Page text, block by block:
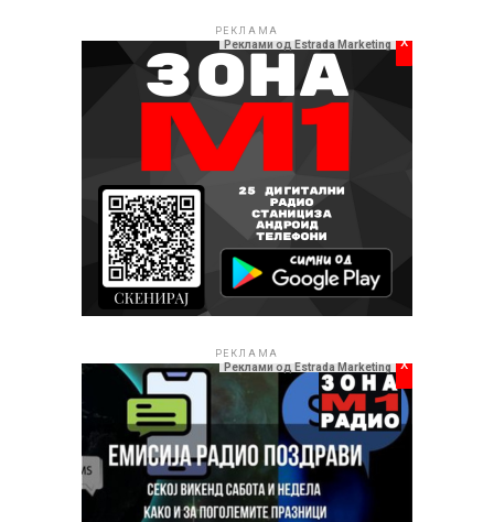
РЕКЛАМА
Реклами од Estrada Marketing x
РЕКЛАМА
Реклами од Estrada Marketing x